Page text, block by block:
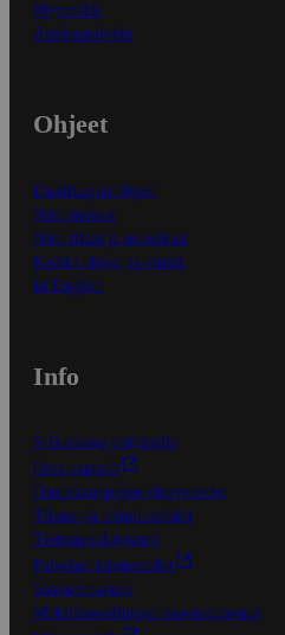
Myymälät
Asiakaspalvelu
Ohjeet
Ensitilaajan ohjeet
Näin maksat
Näin tilaat ja muokkaat
Kaikki ohjeet ja vinkit
In English
Info
S-Business yrityksille
Oiva-raportit
Osuuskauppojen yhteystiedot
Tilaus- ja toimitusehdot
Tietosuojakäytäntö
Palvelun käyttöehdot
Saavutettavuus
Mobiilisovelluksen saavutettavuus